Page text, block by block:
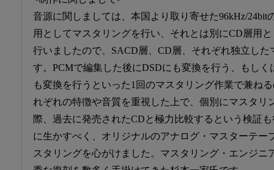
音源に関しましては、本国より取り寄せた96kHz/24bit
用としてマスタリングを行い、それとは別にCD層用
行いましたので、SACD層、CD層、それぞれ独立し
す。PCMで編集した後にDSDにも変換を行う、もし
も変換を行うといった1回のマスタリング作業で兼ね
れぞれの特徴や音質を重視した上で、個別にマスタリ
際、過去に発売されたCDと極力比較するという検証
に生かすべく、オリジナルのアナログ・マスターテー
スタリングを心がけました。マスタリング・エンジニ